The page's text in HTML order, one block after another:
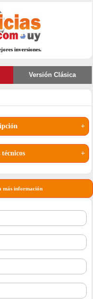
inversiones.
Versión Clásica
+
técnicos +
más información